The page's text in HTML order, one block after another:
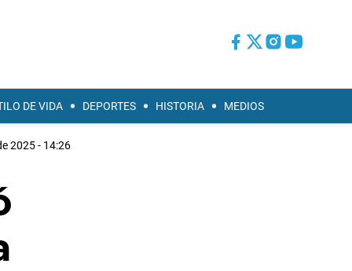
DE VIDA DEPORTES HISTORIA MEDIOS
2025 - 14:26